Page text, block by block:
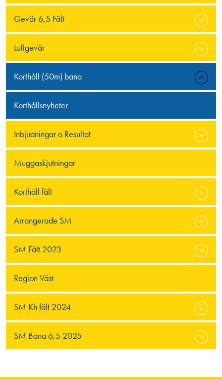
Gevär 6,5 Fält
Luftgevär
Korthåll (50m) bana
Korthållsnyheter
Inbjudningar o Resultat
Muggaskjutningar
Korthåll fält
Arrangerade SM
SM Fält 2023
Region Väst
SM Kh fält 2024
SM Bana 6,5 2025